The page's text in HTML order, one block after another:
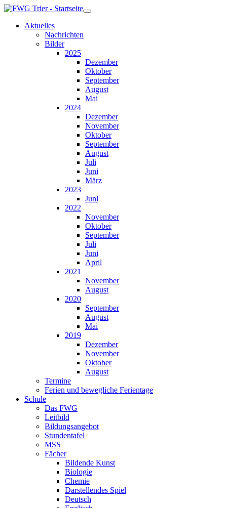
Aktuelles
Nachrichten
Bilder
2025
Dezember
Oktober
September
August
Mai
2024
Dezember
November
Oktober
September
August
Juli
Juni
März
2023
Juni
2022
November
Oktober
September
Juli
Juni
April
2021
November
August
2020
September
August
Mai
2019
Dezember
November
Oktober
August
Termine
Ferien und bewegliche Ferientage
Schule
Das FWG
Leitbild
Bildungsangebot
Stundentafel
MSS
Fächer
Bildende Kunst
Biologie
Chemie
Darstellendes Spiel
Deutsch